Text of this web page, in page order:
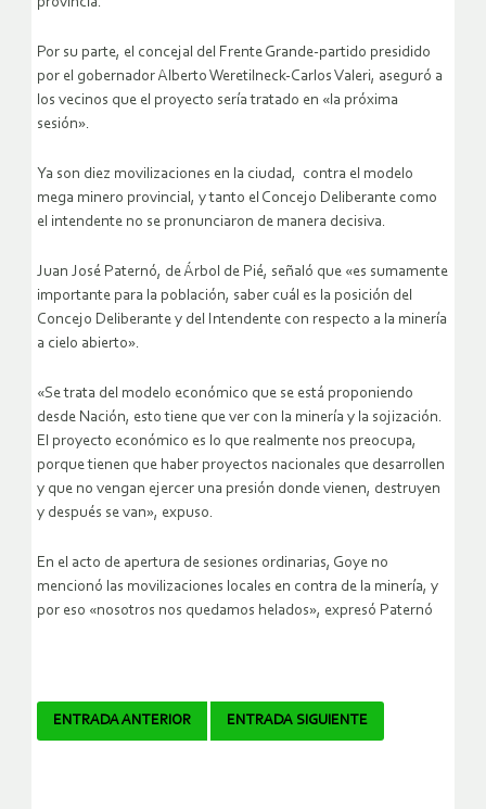
Por su parte, el concejal del Frente Grande-partido presidido
por el gobernador Alberto Weretilneck-Carlos Valeri, aseguró a
los vecinos que el proyecto sería tratado en «la próxima
sesión».
Ya son diez movilizaciones en la ciudad, contra el modelo
mega minero provincial, y tanto el Concejo Deliberante como
el intendente no se pronunciaron de manera decisiva.
Juan José Paternó, de Árbol de Pié, señaló que «es sumamente
importante para la población, saber cuál es la posición del
Concejo Deliberante y del Intendente con respecto a la minería
a cielo abierto».
«Se trata del modelo económico que se está proponiendo
desde Nación, esto tiene que ver con la minería y la sojización.
El proyecto económico es lo que realmente nos preocupa,
porque tienen que haber proyectos nacionales que desarrollen
y que no vengan ejercer una presión donde vienen, destruyen
y después se van», expuso.
En el acto de apertura de sesiones ordinarias, Goye no
mencionó las movilizaciones locales en contra de la minería, y
por eso «nosotros nos quedamos helados», expresó Paternó
Navegador
ENTRADA ANTERIOR ENTRADA SIGUIENTE